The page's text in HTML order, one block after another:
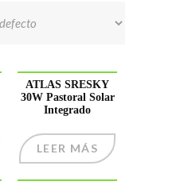
ATLAS SRESKY
30W Pastoral Solar
Integrado
LEER MÁS